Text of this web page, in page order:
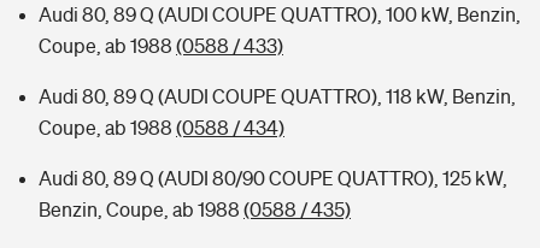
Audi 80, 89 Q (AUDI COUPE QUATTRO), 100 kW, Benzin,
Coupe, ab 1988 (0588 / 433)
Audi 80, 89 Q (AUDI COUPE QUATTRO), 118 kW, Benzin,
Coupe, ab 1988 (0588 / 434)
Audi 80, 89 Q (AUDI 80/90 COUPE QUATTRO), 125 kW,
Benzin, Coupe, ab 1988 (0588 / 435)